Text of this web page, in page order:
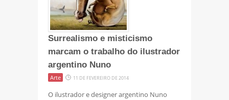
Surrealismo e misticismo
marcam o trabalho do ilustrador
argentino Nuno
Arte 11 DE FEVEREIRO DE 2014
O ilustrador e designer argentino Nuno